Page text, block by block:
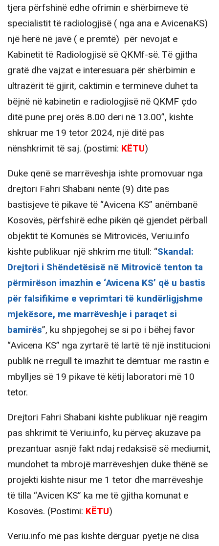
tjera përfshinë edhe ofrimin e shërbimeve të
specialistit të radiologjisë ( nga ana e AvicenaKS)
një herë në javë ( e premtë) për nevojat e
Kabinetit të Radiologjisë së QKMf-së. Të gjitha
gratë dhe vajzat e interesuara për shërbimin e
ultrazërit të gjirit, caktimin e termineve duhet ta
bëjnë në kabinetin e radiologjisë në QKMF çdo
ditë pune prej orës 8.00 deri në 13.00”, kishte
shkruar me 19 tetor 2024, një ditë pas
nënshkrimit të saj. (postimi: KËTU)
Duke qenë se marrëveshja ishte promovuar nga
drejtori Fahri Shabani nëntë (9) ditë pas
bastisjeve të pikave të “Avicena KS” anëmbanë
Kosovës, përfshirë edhe pikën që gjendet përball
objektit të Komunës së Mitrovicës, Veriu.info
kishte publikuar një shkrim me titull: “Skandal:
Drejtori i Shëndetësisë në Mitrovicë tenton ta
përmirëson imazhin e ‘Avicena KS’ që u bastis
për falsifikime e veprimtari të kundërligjshme
mjekësore, me marrëveshje i paraqet si
bamirës”, ku shpjegohej se si po i bëhej favor
“Avicena KS” nga zyrtarë të lartë të një institucioni
publik në rregull të imazhit të dëmtuar me rastin e
mbylljes së 19 pikave të këtij laboratori më 10
tetor.
Drejtori Fahri Shabani kishte publikuar një reagim
pas shkrimit të Veriu.info, ku përveç akuzave pa
prezantuar asnjë fakt ndaj redaksisë së mediumit,
mundohet ta mbrojë marrëveshjen duke thënë se
projekti kishte nisur me 1 tetor dhe marrëveshje
të tilla “Avicen KS” ka me të gjitha komunat e
Kosovës. (Postimi: KËTU)
Veriu.info më pas kishte dërguar pyetje në disa